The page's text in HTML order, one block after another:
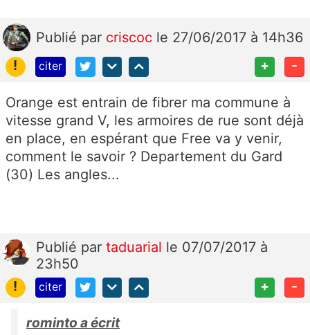
Publié par criscoc le 27/06/2017 à 14h36
!
citer + -
Orange est entrain de fibrer ma commune à
vitesse grand V, les armoires de rue sont déjà
en place, en espérant que Free va y venir,
comment le savoir ? Departement du Gard
(30) Les angles...
Publié par taduarial le 07/07/2017 à
23h50
!
citer + -
rominto a écrit